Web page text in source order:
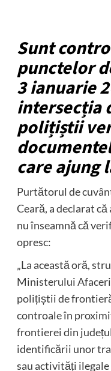
Sunt
punctelor
3 ianuarie
intersecția
polițiștii
care ajung
Purtătorul de
Ceară, a declarat
nu înseamnă că
opresc:
„La această oră,
Ministerului
polițiștii de
controale în
frontierei din
identificării unor
sau activități